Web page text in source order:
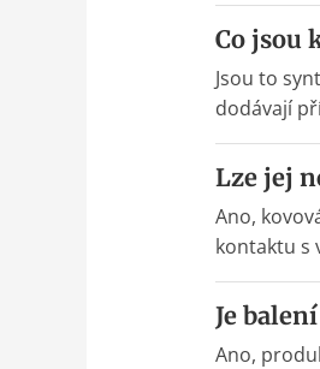
Co jsou
Jsou to
dodávají
Lze jej
Ano,
kontaktu s
Je
Ano,